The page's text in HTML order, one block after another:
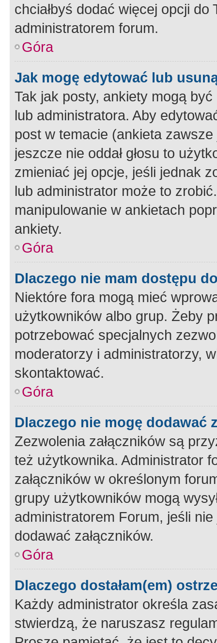
chciałbyś dodać więcej opcji
administratorem forum.
Góra
Jak mogę edytować lub
Tak jak posty, ankiety mogą
lub administratora. Aby
post w temacie (ankieta
jeszcze nie oddał głosu to
zmieniać jej opcje, jeśli jednak
lub administrator może to
manipulowanie w ankietach
ankiety.
Góra
Dlaczego nie mam dostępu
Niektóre fora mogą mieć
użytkowników albo grup. Żeby
potrzebować specjalnych
moderatorzy i administratorzy,
skontaktować.
Góra
Dlaczego nie mogę dodawać
Zezwolenia załączników są
też użytkownika. Administrator
załączników w określonym
grupy użytkowników mogą
administratorem Forum, jeśli
dodawać załączników.
Góra
Dlaczego dostałam(em)
Każdy administrator określa
stwierdzą, że naruszasz